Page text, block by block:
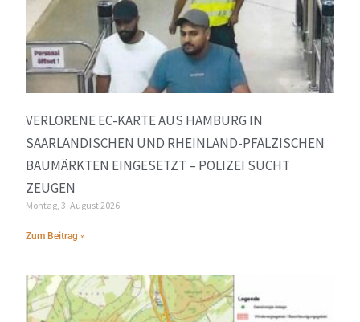
VERLORENE EC-KARTE AUS HAMBURG IN
SAARLÄNDISCHEN UND RHEINLAND-PFÄLZISCHEN
BAUMÄRKTEN EINGESETZT – POLIZEI SUCHT
ZEUGEN
Montag, 3. August 2026
Zum Beitrag »